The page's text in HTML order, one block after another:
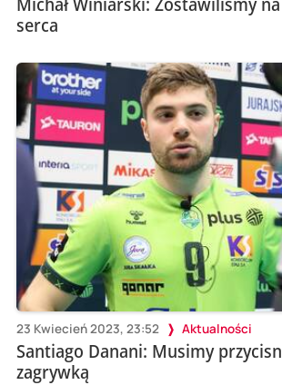
serca
23 Kwiecień 2023, 23:52 Aktualności
Santiago Danani: Musimy
zagrywką